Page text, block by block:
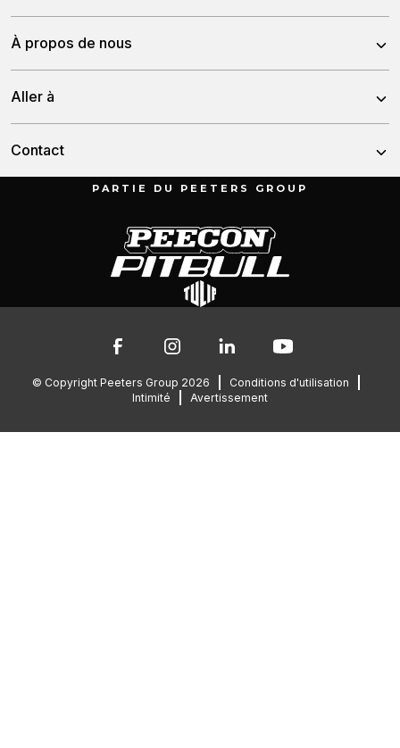
Peecon
Tulip
À propos de nous
Notre équipe
Aller à
Contact
Munnikenheiweg 47
076 – 504 6666
info@peetersgroup.com
PARTIE DU PEETERS GROUP
© Copyright Peeters Group 2026
Conditions d'utilisation
Intimité
Avertissement